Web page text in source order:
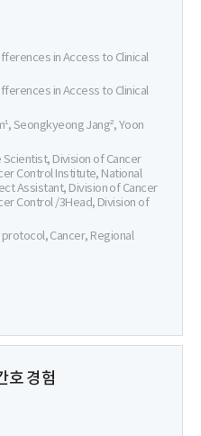
in Access to Clinical
in Access to Clinical
Seongkyeong Jang², Yoon
Division of Cancer
Control Institute, National
Assistant, Division of Cancer
Control /3Head, Division of
protocol, Cancer, Regional
호 경험